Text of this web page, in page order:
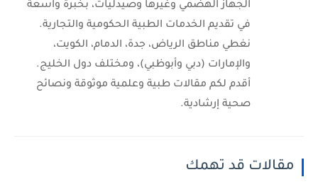
الجهاز الهضمي وغيرها وصيدليات، بخبرة واسعة
في تقديم الخدمات الطبية الحكومية والتجارية.
نغطي مناطق الرياض، جدة، الدمام، الكويت،
والإمارات (دبي وأبوظبي)، ومختلف دول الخليج.
أقدم لكم مقالات طبية وعلمية موثوقة ونصائح
صحية إرشادية.
مقالات قد تهمك